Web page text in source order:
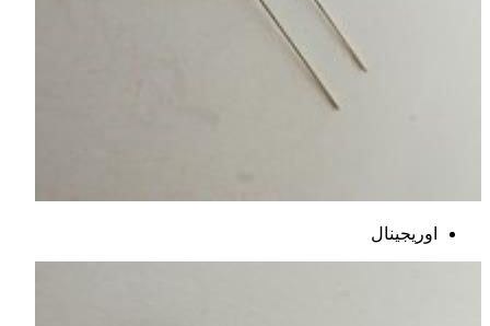
اوریجینال